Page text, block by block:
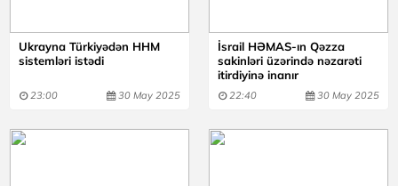
Ukrayna Türkiyədən HHM
sistemləri istədi
23:00 30 May 2025
İsrail HƏMAS-ın Qəzza
sakinləri üzərində nəzarəti
itirdiyinə inanır
22:40 30 May 2025